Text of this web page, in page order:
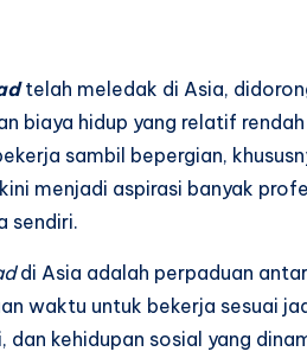
telah meledak di Asia,
biaya hidup yang relatif
sambil bepergian,
menjadi aspirasi banyak
sendiri.
di Asia adalah perpaduan
waktu untuk bekerja sesuai
dan kehidupan sosial yang